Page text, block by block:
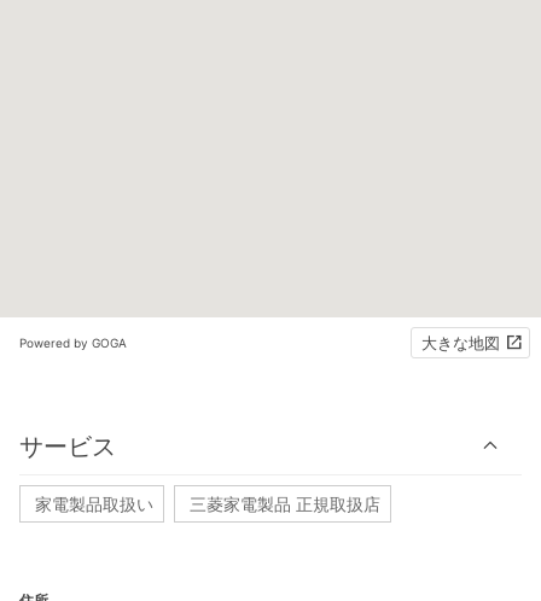
Powered by GOGA 大きな地図
サービス
家電製品取扱い 三菱家電製品 正規取扱店